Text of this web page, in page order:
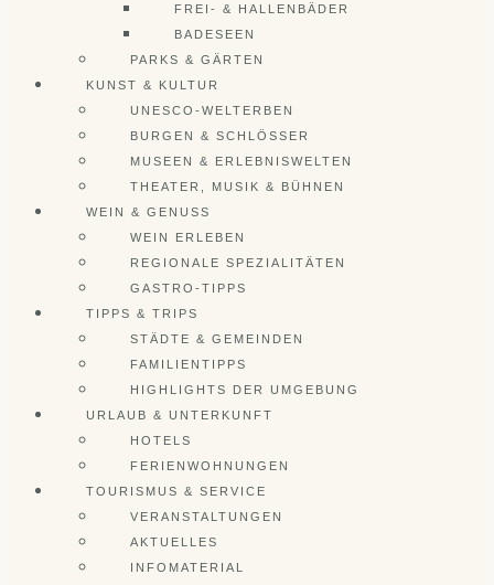
FREI- & HALLENBÄDER
BADESEEN
PARKS & GÄRTEN
KUNST & KULTUR
UNESCO-WELTERBEN
BURGEN & SCHLÖSSER
MUSEEN & ERLEBNISWELTEN
THEATER, MUSIK & BÜHNEN
WEIN & GENUSS
WEIN ERLEBEN
REGIONALE SPEZIALITÄTEN
GASTRO-TIPPS
TIPPS & TRIPS
STÄDTE & GEMEINDEN
FAMILIENTIPPS
HIGHLIGHTS DER UMGEBUNG
URLAUB & UNTERKUNFT
HOTELS
FERIENWOHNUNGEN
TOURISMUS & SERVICE
VERANSTALTUNGEN
AKTUELLES
INFOMATERIAL